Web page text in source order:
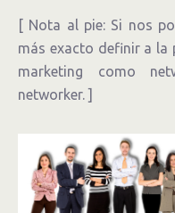
[ Nota al pie: Si nos
más exacto definir a la
marketing como
networker. ]